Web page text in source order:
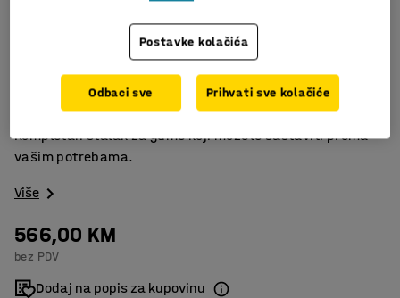
Rješenje koje štedi prostor
Izuzetno izdržljiv
Kompletan stalak za gume koji možete sastaviti prema
vašim potrebama.
Više
566,00 KM
bez PDV
Dodaj na popis za kupovinu
Postavke kolačića
Odbaci sve Prihvati sve kolačiće